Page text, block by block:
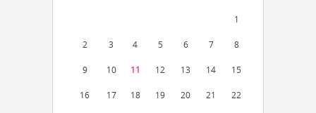
1
2 3 4 5 6 7 8
9 10 11 12 13 14 15
16 17 18 19 20 21 22